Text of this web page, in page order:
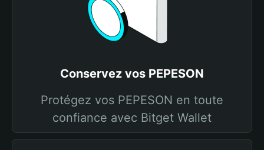
Conservez vos PEPESON
Protégez vos PEPESON en toute
confiance avec Bitget Wallet